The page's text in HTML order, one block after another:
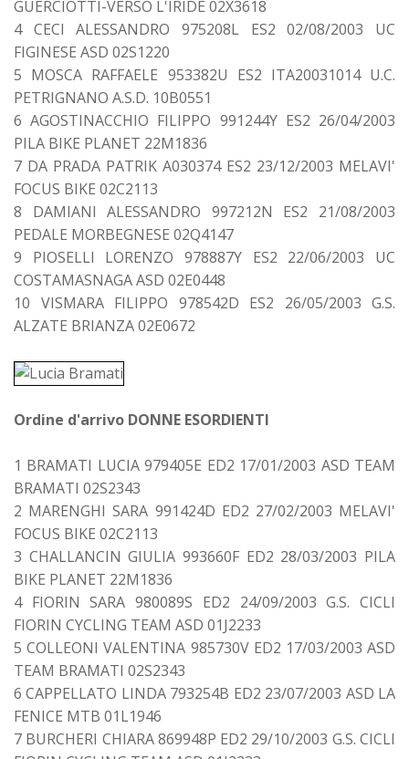
GUERCIOTTI-VERSO L'IRIDE 02X3618
4 CECI ALESSANDRO 975208L ES2 02/08/2003 UC
FIGINESE ASD 02S1220
5 MOSCA RAFFAELE 953382U ES2 ITA20031014 U.C.
PETRIGNANO A.S.D. 10B0551
6 AGOSTINACCHIO FILIPPO 991244Y ES2 26/04/2003
PILA BIKE PLANET 22M1836
7 DA PRADA PATRIK A030374 ES2 23/12/2003 MELAVI'
FOCUS BIKE 02C2113
8 DAMIANI ALESSANDRO 997212N ES2 21/08/2003
PEDALE MORBEGNESE 02Q4147
9 PIOSELLI LORENZO 978887Y ES2 22/06/2003 UC
COSTAMASNAGA ASD 02E0448
10 VISMARA FILIPPO 978542D ES2 26/05/2003 G.S.
ALZATE BRIANZA 02E0672
Ordine d'arrivo DONNE ESORDIENTI
1 BRAMATI LUCIA 979405E ED2 17/01/2003 ASD TEAM
BRAMATI 02S2343
2 MARENGHI SARA 991424D ED2 27/02/2003 MELAVI'
FOCUS BIKE 02C2113
3 CHALLANCIN GIULIA 993660F ED2 28/03/2003 PILA
BIKE PLANET 22M1836
4 FIORIN SARA 980089S ED2 24/09/2003 G.S. CICLI
FIORIN CYCLING TEAM ASD 01J2233
5 COLLEONI VALENTINA 985730V ED2 17/03/2003 ASD
TEAM BRAMATI 02S2343
6 CAPPELLATO LINDA 793254B ED2 23/07/2003 ASD LA
FENICE MTB 01L1946
7 BURCHERI CHIARA 869948P ED2 29/10/2003 G.S. CICLI